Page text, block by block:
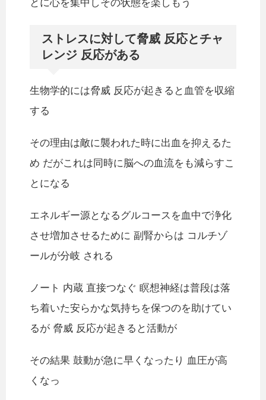
とに心を集中しその状態を楽しもう
ストレスに対して脅威 反応とチャ
レンジ 反応がある
生物学的には脅威 反応が起きると血管を収縮
する
その理由は敵に襲われた時に出血を抑えるた
め だがこれは同時に脳への血流をも減らすこ
とになる
エネルギー源となるグルコースを血中で浄化
させ増加させるために 副腎からは コルチゾ
ールが分岐 される
ノート 内蔵 直接つなぐ 瞑想神経は普段は落
ち着いた安らかな気持ちを保つのを助けてい
るが 脅威 反応が起きると活動が
その結果 鼓動が急に早くなったり 血圧が高
くなっ